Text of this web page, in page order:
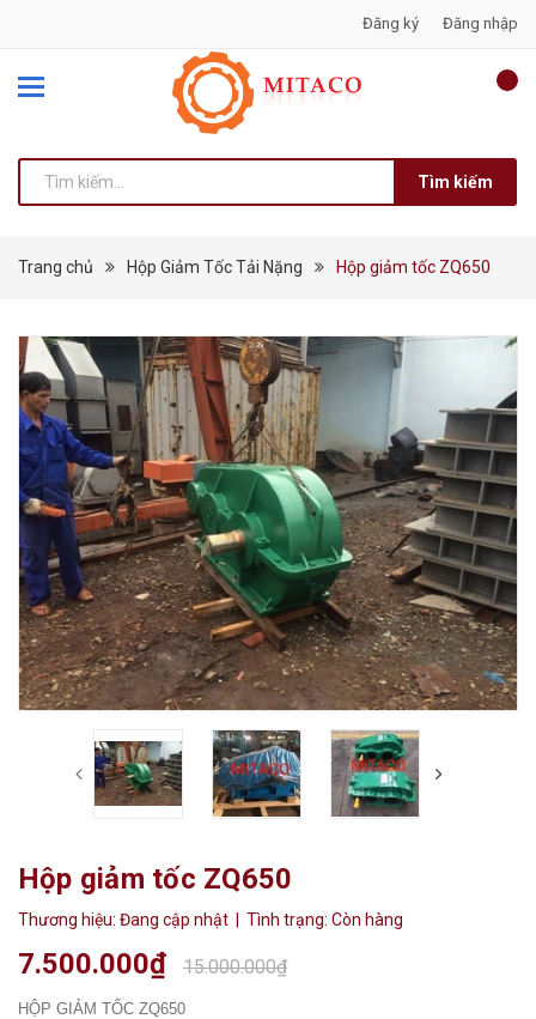
Đăng ký Đăng nhập
Tìm kiếm
Trang chủ Hộp Giảm Tốc Tải Nặng Hộp giảm tốc ZQ650
Hộp giảm tốc ZQ650
Thương hiệu: Đang cập nhật | Tình trạng: Còn hàng
7.500.000₫ 15.000.000₫
HỘP GIẢM TỐC ZQ650